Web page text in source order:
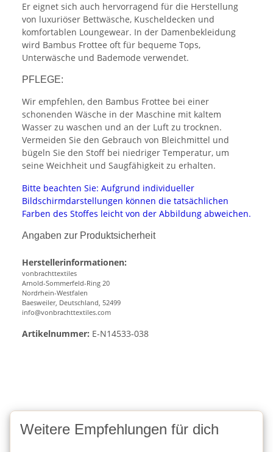
Er eignet sich auch hervorragend für die Herstellung
von luxuriöser Bettwäsche, Kuscheldecken und
komfortablen Loungewear. In der Damenbekleidung
wird Bambus Frottee oft für bequeme Tops,
Unterwäsche und Bademode verwendet.
PFLEGE:
Wir empfehlen, den Bambus Frottee bei einer
schonenden Wäsche in der Maschine mit kaltem
Wasser zu waschen und an der Luft zu trocknen.
Vermeiden Sie den Gebrauch von Bleichmittel und
bügeln Sie den Stoff bei niedriger Temperatur, um
seine Weichheit und Saugfähigkeit zu erhalten.
Bitte beachten Sie: Aufgrund individueller
Bildschirmdarstellungen können die tatsächlichen
Farben des Stoffes leicht von der Abbildung abweichen.
Angaben zur Produktsicherheit
Herstellerinformationen:
vonbrachttextiles
Arnold-Sommerfeld-Ring 20
Nordrhein-Westfalen
Baesweiler, Deutschland, 52499
info@vonbrachttextiles.com
Artikelnummer: E-N14533-038
Weitere Empfehlungen für dich